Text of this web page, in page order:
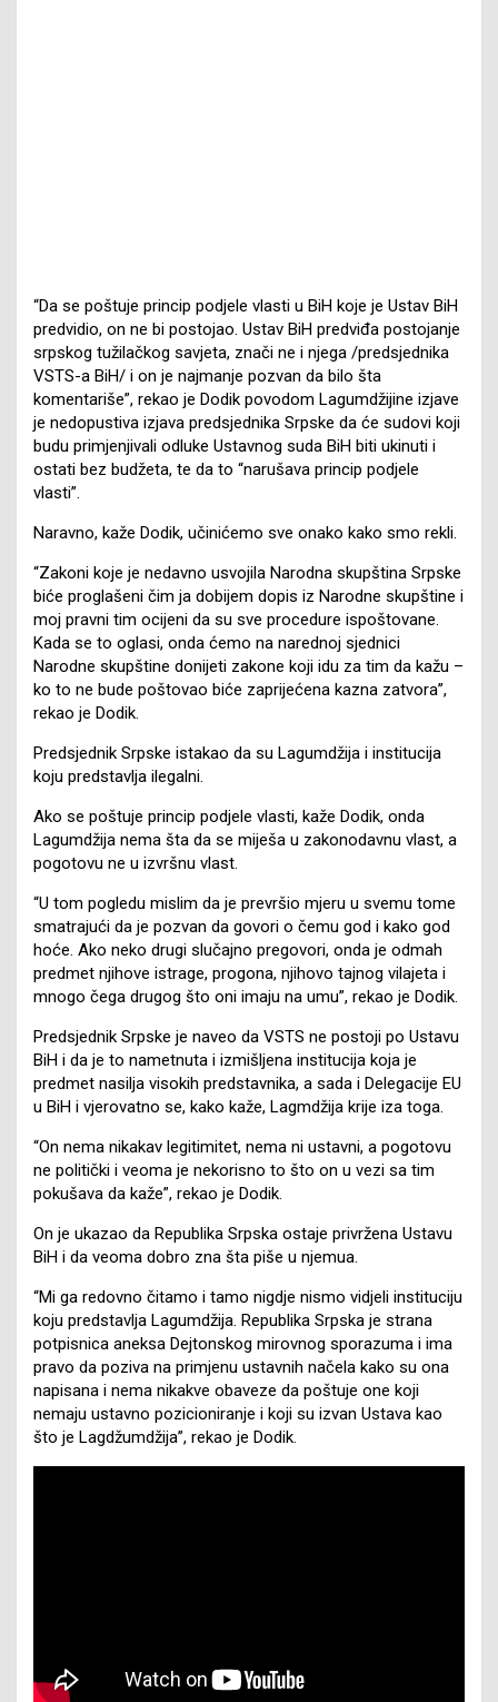
“Da se poštuje princip podjele vlasti u BiH koje je Ustav BiH
predvidio, on ne bi postojao. Ustav BiH predviđa postojanje
srpskog tužilačkog savjeta, znači ne i njega /predsjednika
VSTS-a BiH/ i on je najmanje pozvan da bilo šta
komentariše”, rekao je Dodik povodom Lagumdžijine izjave
je nedopustiva izjava predsjednika Srpske da će sudovi koji
budu primjenjivali odluke Ustavnog suda BiH biti ukinuti i
ostati bez budžeta, te da to “narušava princip podjele
vlasti”.
Naravno, kaže Dodik, učinićemo sve onako kako smo rekli.
“Zakoni koje je nedavno usvojila Narodna skupština Srpske
biće proglašeni čim ja dobijem dopis iz Narodne skupštine i
moj pravni tim ocijeni da su sve procedure ispoštovane.
Kada se to oglasi, onda ćemo na narednoj sjednici
Narodne skupštine donijeti zakone koji idu za tim da kažu –
ko to ne bude poštovao biće zaprijećena kazna zatvora”,
rekao je Dodik.
Predsjednik Srpske istakao da su Lagumdžija i institucija
koju predstavlja ilegalni.
Ako se poštuje princip podjele vlasti, kaže Dodik, onda
Lagumdžija nema šta da se miješa u zakonodavnu vlast, a
pogotovu ne u izvršnu vlast.
“U tom pogledu mislim da je prevršio mjeru u svemu tome
smatrajući da je pozvan da govori o čemu god i kako god
hoće. Ako neko drugi slučajno pregovori, onda je odmah
predmet njihove istrage, progona, njihovo tajnog vilajeta i
mnogo čega drugog što oni imaju na umu”, rekao je Dodik.
Predsjednik Srpske je naveo da VSTS ne postoji po Ustavu
BiH i da je to nametnuta i izmišljena institucija koja je
predmet nasilja visokih predstavnika, a sada i Delegacije EU
u BiH i vjerovatno se, kako kaže, Lagmdžija krije iza toga.
“On nema nikakav legitimitet, nema ni ustavni, a pogotovu
ne politički i veoma je nekorisno to što on u vezi sa tim
pokušava da kaže”, rekao je Dodik.
On je ukazao da Republika Srpska ostaje privržena Ustavu
BiH i da veoma dobro zna šta piše u njemua.
“Mi ga redovno čitamo i tamo nigdje nismo vidjeli instituciju
koju predstavlja Lagumdžija. Republika Srpska je strana
potpisnica aneksa Dejtonskog mirovnog sporazuma i ima
pravo da poziva na primjenu ustavnih načela kako su ona
napisana i nema nikakve obaveze da poštuje one koji
nemaju ustavno pozicioniranje i koji su izvan Ustava kao
što je Lagdžumdžija”, rekao je Dodik.